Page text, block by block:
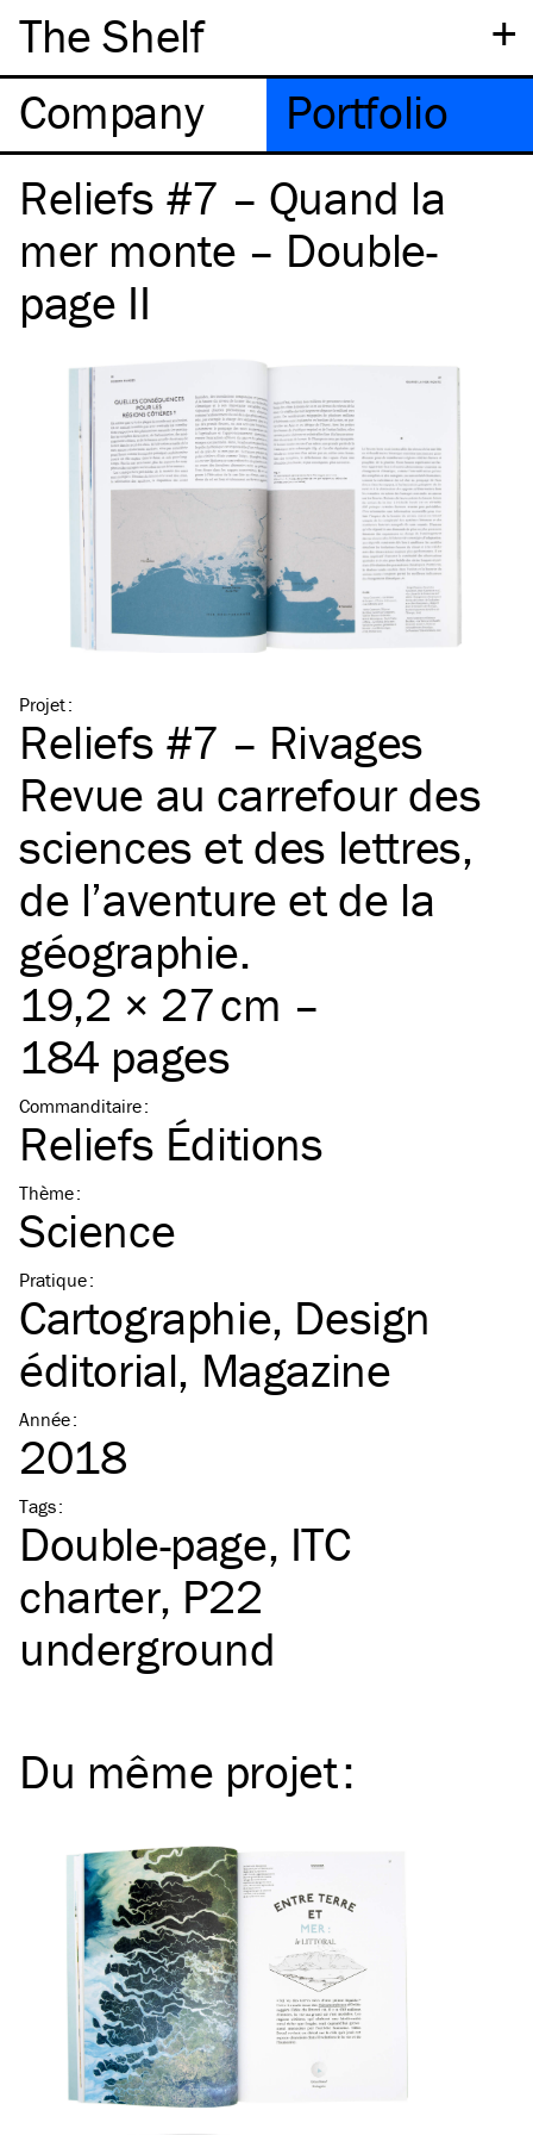
+
The Shelf
Company
Portfolio
Reliefs #7 – Quand la
mer monte – Double-
page II
Projet:
Reliefs #7 – Rivages
Revue au carrefour des
sciences et des lettres,
de l’aventure et de la
géographie.
19,2 × 27 cm –
184 pages
Commanditaire:
Reliefs Éditions
Thème:
Science
Pratique:
Cartographie Design
éditorial Magazine
Année:
2018
Tags:
Double-page ITC
charter P22
underground
Du même projet: